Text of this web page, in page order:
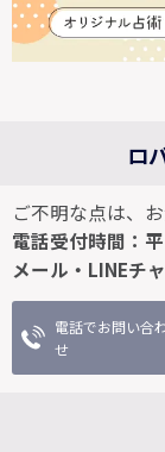
ロ
ご不明な点は、
電話受付時間：
メール・LINEチ
電話でお問い合
せ